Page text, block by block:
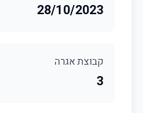
28/10/2023
קבוצת אגרה
3